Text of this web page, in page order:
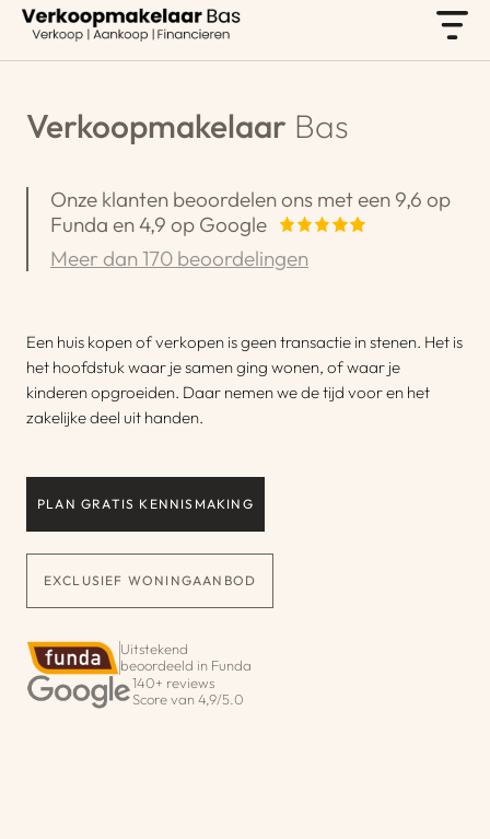
Verkoopmakelaar Bas
Onze klanten beoordelen ons met een 9,6 op
Funda en 4,9 op Google
Meer dan 170 beoordelingen
Een huis kopen of verkopen is geen transactie in stenen. Het is
het hoofdstuk waar je samen ging wonen, of waar je
kinderen opgroeiden. Daar nemen we de tijd voor en het
zakelijke deel uit handen.
PLAN GRATIS KENNISMAKING
EXCLUSIEF WONINGAANBOD
Uitstekend
beoordeeld in Funda
140+ reviews
Score van 4,9/5.0